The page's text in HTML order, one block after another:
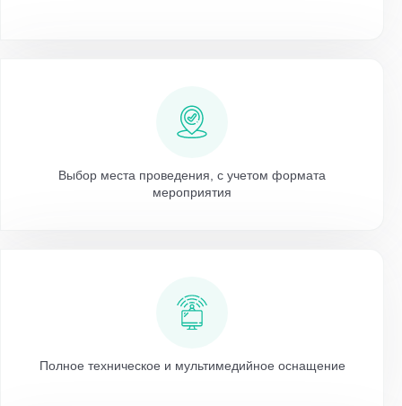
Выбор места проведения, с учетом формата
мероприятия
Полное техническое и мультимедийное оснащение